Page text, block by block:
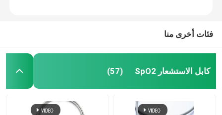
NIBP الكفة
خرطوم الهواء NIBP
فئات أخرى منا
كابل الاستشعار SpO2 (57)